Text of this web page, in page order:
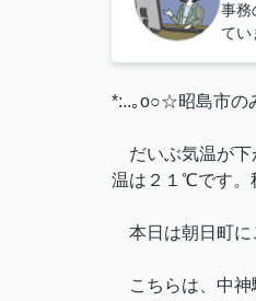
事務
てい
*:..｡o○☆昭島市の
だいぶ気温が下
温は２１℃です。
本日は朝日町に
こちらは、中神